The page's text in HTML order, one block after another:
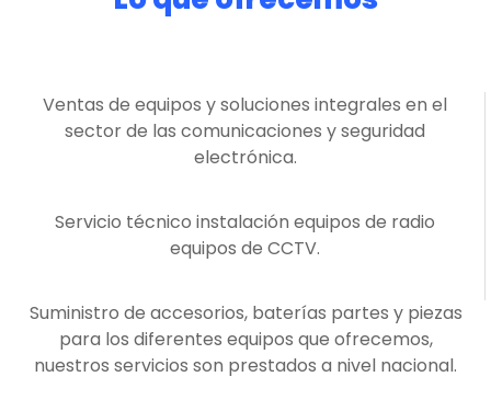
Ventas de equipos y soluciones integrales en el
sector de las comunicaciones y seguridad
electrónica.
Servicio técnico instalación equipos de radio
equipos de CCTV.
Suministro de accesorios, baterías partes y piezas
para los diferentes equipos que ofrecemos,
nuestros servicios son prestados a nivel nacional.